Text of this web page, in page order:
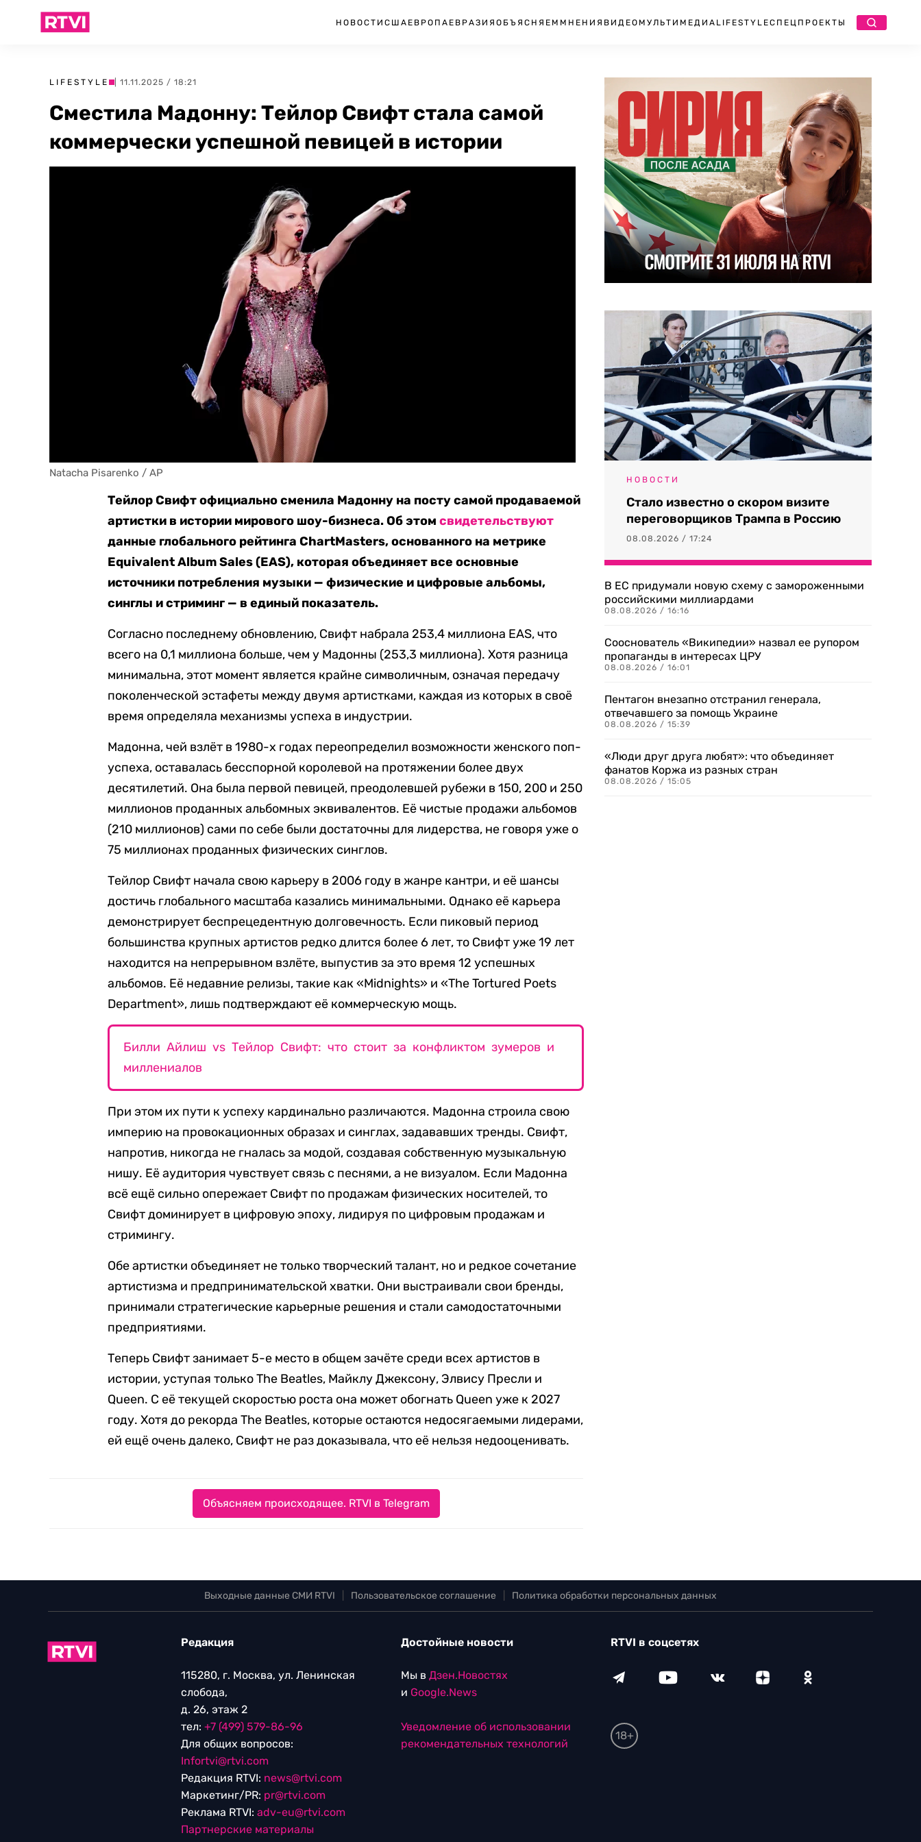
НОВОСТИ США ЕВРОПА ЕВРАЗИЯ ОБЪЯСНЯЕМ МНЕНИЯ ВИДЕО МУЛЬТИМЕДИА LIFESTYLEСПЕЦПРОЕКТЫ
LIFESTYLE | 11.11.2025 / 18:21
Сместила Мадонну: Тейлор Свифт стала самой
коммерчески успешной певицей в истории
Natacha Pisarenko / AP
Тейлор Свифт официально сменила Мадонну на посту самой продаваемой
артистки в истории мирового шоу-бизнеса. Об этомсвидетельствуют
данные глобального рейтинга ChartMasters, основанного на метрике
Equivalent Album Sales (EAS), которая объединяет все основные
источники потребления музыки — физические и цифровые альбомы,
синглы и стриминг — в единый показатель.
Согласно последнему обновлению, Свифт набрала 253,4 миллиона EAS, что
всего на 0,1 миллиона больше, чем у Мадонны (253,3 миллиона). Хотя разница
минимальна, этот момент является крайне символичным, означая передачу
поколенческой эстафеты между двумя артистками, каждая из которых в своё
время определяла механизмы успеха в индустрии.
Мадонна, чей взлёт в 1980-х годах переопределил возможности женского поп-
успеха, оставалась бесспорной королевой на протяжении более двух
десятилетий. Она была первой певицей, преодолевшей рубежи в 150, 200 и 250
миллионов проданных альбомных эквивалентов. Её чистые продажи альбомов
(210 миллионов) сами по себе были достаточны для лидерства, не говоря уже о
75 миллионах проданных физических синглов.
Тейлор Свифт начала свою карьеру в 2006 году в жанре кантри, и её шансы
достичь глобального масштаба казались минимальными. Однако её карьера
демонстрирует беспрецедентную долговечность. Если пиковый период
большинства крупных артистов редко длится более 6 лет, то Свифт уже 19 лет
находится на непрерывном взлёте, выпустив за это время 12 успешных
альбомов. Её недавние релизы, такие как «Midnights» и «The Tortured Poets
Department», лишь подтверждают её коммерческую мощь.
Билли Айлиш vs Тейлор Свифт: что стоит за конфликтом зумеров и
миллениалов
При этом их пути к успеху кардинально различаются. Мадонна строила свою
империю на провокационных образах и синглах, задававших тренды. Свифт,
напротив, никогда не гналась за модой, создавая собственную музыкальную
нишу. Её аудитория чувствует связь с песнями, а не визуалом. Если Мадонна
всё ещё сильно опережает Свифт по продажам физических носителей, то
Свифт доминирует в цифровую эпоху, лидируя по цифровым продажам и
стримингу.
Обе артистки объединяет не только творческий талант, но и редкое сочетание
артистизма и предпринимательской хватки. Они выстраивали свои бренды,
принимали стратегические карьерные решения и стали самодостаточными
предприятиями.
Теперь Свифт занимает 5-е место в общем зачёте среди всех артистов в
истории, уступая только The Beatles, Майклу Джексону, Элвису Пресли и
Queen. С её текущей скоростью роста она может обогнать Queen уже к 2027
году. Хотя до рекорда The Beatles, которые остаются недосягаемыми лидерами,
ей ещё очень далеко, Свифт не раз доказывала, что её нельзя недооценивать.
Объясняем происходящее. RTVI в Telegram
НОВОСТИ
Стало известно о скором визите
переговорщиков Трампа в Россию
08.08.2026 / 17:24
В ЕС придумали новую схему с замороженными
российскими миллиардами
08.08.2026 / 16:16
Сооснователь «Википедии» назвал ее рупором
пропаганды в интересах ЦРУ
08.08.2026 / 16:01
Пентагон внезапно отстранил генерала,
отвечавшего за помощь Украине
08.08.2026 / 15:39
«Люди друг друга любят»: что объединяет
фанатов Коржа из разных стран
08.08.2026 / 15:05
Выходные данные СМИ RTVI Пользовательское соглашение Политика обработки персональных данных
Редакция
115280, г. Москва, ул. Ленинская
слобода,
д. 26, этаж 2
тел: +7 (499) 579-86-96
Для общих вопросов:
Infortvi@rtvi.com
Редакция RTVI: news@rtvi.com
Маркетинг/PR: pr@rtvi.com
Реклама RTVI: adv-eu@rtvi.com
Партнерские материалы
Достойные новости
Мы в Дзен.Новостях
и Google.News
Уведомление об использовании
рекомендательных технологий
RTVI в соцсетях
18+